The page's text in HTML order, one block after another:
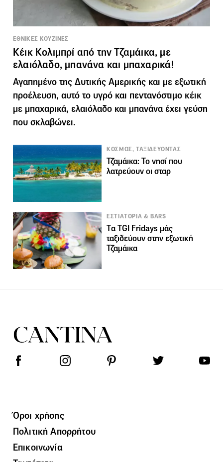
ΕΘΝΙΚΕΣ ΚΟΥΖΙΝΕΣ
Κέικ Κολιμπρί από την Τζαμάικα, με
ελαιόλαδο, μπανάνα και μπαχαρικά!
Αγαπημένο της Δυτικής Αμερικής και με εξωτική
προέλευση, αυτό το υγρό και πεντανόστιμο κέικ
με μπαχαρικά, ελαιόλαδο και μπανάνα έχει γεύση
που σκλαβώνει.
KΟΣΜΟΣ, ΤΑΞΙΔΕΥΟΝΤΑΣ
Τζαμάικα: Το νησί που
λατρεύουν οι σταρ
ΕΣΤΙΑΤΟΡΙΑ & BARS
Tα TGI Fridays μάς
ταξιδεύουν στην εξωτική
Τζαμάικα
Όροι χρήσης
Πολιτική Απορρήτου
Επικοινωνία